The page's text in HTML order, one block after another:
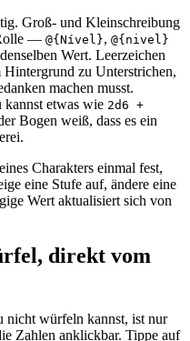
Groß- und Kleinschreibung
— @{Nível}, @{nivel}
Wert. Leerzeichen
zu Unterstrichen,
machen musst.
etwas wie 2d6 +
Bogen weiß, dass es ein
Charakters einmal fest,
eine Stufe auf, ändere eine
Wert aktualisiert sich von
direkt vom
nicht würfeln kannst, ist nur
Zahlen anklickbar. Tippe auf